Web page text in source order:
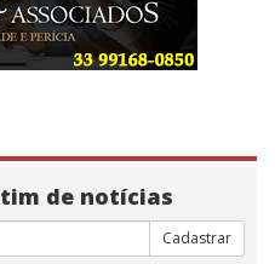
de notícias
Cadastrar